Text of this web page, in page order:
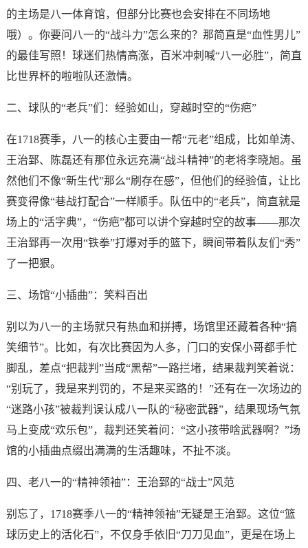
的主场是八一体育馆，但部分比赛也会安排在不同场地
哦）。你要问八一的“战斗力”怎么来的？那简直是“血性男儿”
的最佳写照！球迷们热情高涨，百米冲刺喊“八一必胜”，简直
比世界杯的啦啦队还激情。
二、球队的“老兵”们：经验如山，穿越时空的“伤疤”
在1718赛季，八一的核心主要由一帮“元老”组成，比如单涛、
王治郅、陈磊还有那位永远充满“战斗精神”的老将李晓旭。虽
然他们不像“新生代”那么“刷存在感”，但他们的经验值，让比
赛变得像“巷战打配合”一样顺手。队伍中的“老兵”，简直就是
场上的“活字典”，“伤疤”都可以讲个穿越时空的故事——那次
王治郅再一次用“铁拳”打爆对手的篮下，瞬间带着队友们“秀”
了一把狠。
三、场馆“小插曲”：笑料百出
别以为八一的主场就只有热血和拼搏，场馆里还藏着各种“搞
笑细节”。比如，有次比赛因为人多，门口的安保小哥都手忙
脚乱，差点“把裁判”当成“黑帮”一路拦堵，结果裁判笑着说：
“别玩了，我是来判罚的，不是来买路的！”还有在一次场边的
“迷路小孩”被裁判误认成八一队的“秘密武器”，结果现场气氛
马上变成“欢乐包”，裁判还笑着问：“这小孩带啥武器啊？”场
馆的小插曲点缀出满满的生活趣味，不扯不淡。
四、老八一的“精神领袖”：王治郅的“战士”风范
别忘了，1718赛季八一的“精神领袖”无疑是王治郅。这位“篮
球历史上的活化石”，不仅身手依旧“刀刀见血”，更是在场上